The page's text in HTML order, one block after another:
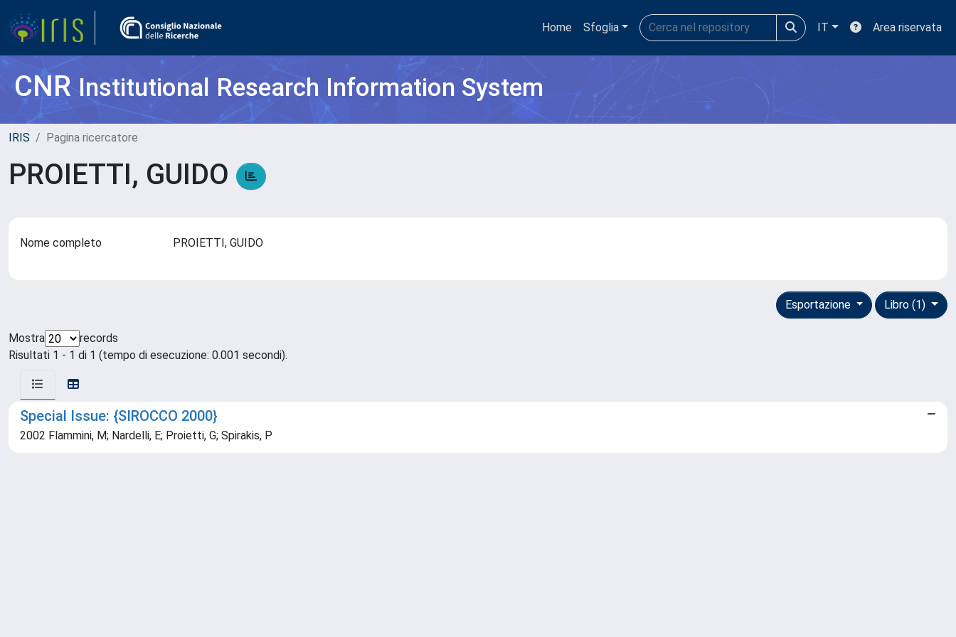
Home Sfoglia IT Area riservata
CNRInstitutional Research Information System
IRIS Pagina ricercatore
PROIETTI, GUIDO
Nome completo PROIETTI, GUIDO
Libro (1)
Esportazione
Mostra
records
Risultati 1 - 1 di 1 (tempo di esecuzione: 0.001 secondi).
Special Issue: {SIROCCO 2000}
2002 Flammini, M; Nardelli, E; Proietti, G; Spirakis, P